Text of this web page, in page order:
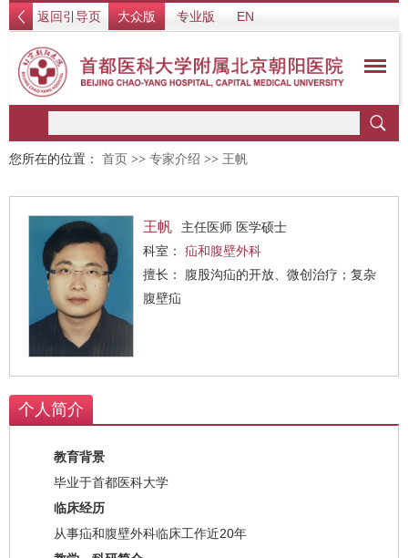
返回引导页 大众版 专业版 EN
您所在的位置： 首页 >> 专家介绍 >> 王帆
王帆
主任医师 医学硕士
科室： 疝和腹壁外科
擅长： 腹股沟疝的开放、微创治疗；复杂
腹壁疝
个人简介
教育背景
毕业于首都医科大学
临床经历
从事疝和腹壁外科临床工作近20年